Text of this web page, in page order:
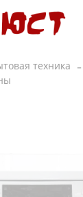
техника